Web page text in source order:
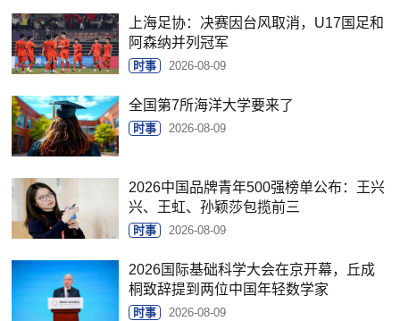
上海足协：决赛因台风取消，U17国足和
阿森纳并列冠军
时事 2026-08-09
全国第7所海洋大学要来了
时事 2026-08-09
2026中国品牌青年500强榜单公布：王兴
兴、王虹、孙颖莎包揽前三
时事 2026-08-09
2026国际基础科学大会在京开幕，丘成
桐致辞提到两位中国年轻数学家
时事 2026-08-09